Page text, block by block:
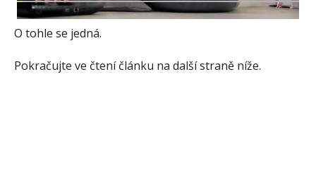
O tohle se jedná.
Pokračujte ve čtení článku na další straně níže.